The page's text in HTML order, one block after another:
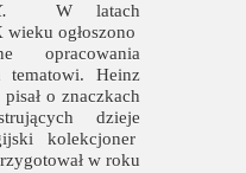
W latach
wieku ogłoszono
opracowania
tematowi. Heinz
pisał o znaczkach
dzieje
kolekcjoner
w roku